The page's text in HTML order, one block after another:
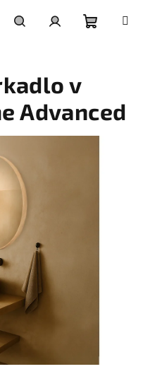
v
Advanced